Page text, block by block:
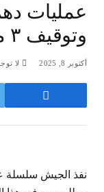
عمليات
وتوقيف ٣ مطلوبين
أكتوبر 8, 2025 لا
نفذ الجيش سلسلة